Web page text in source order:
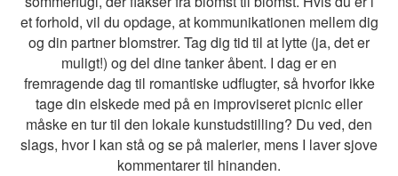
et forhold, vil du opdage, at kommunikationen mellem dig
og din partner blomstrer. Tag dig tid til at lytte (ja, det er
muligt!) og del dine tanker åbent. I dag er en
fremragende dag til romantiske udflugter, så hvorfor ikke
tage din elskede med på en improviseret picnic eller
måske en tur til den lokale kunstudstilling? Du ved, den
slags, hvor I kan stå og se på malerier, mens I laver sjove
kommentarer til hinanden.